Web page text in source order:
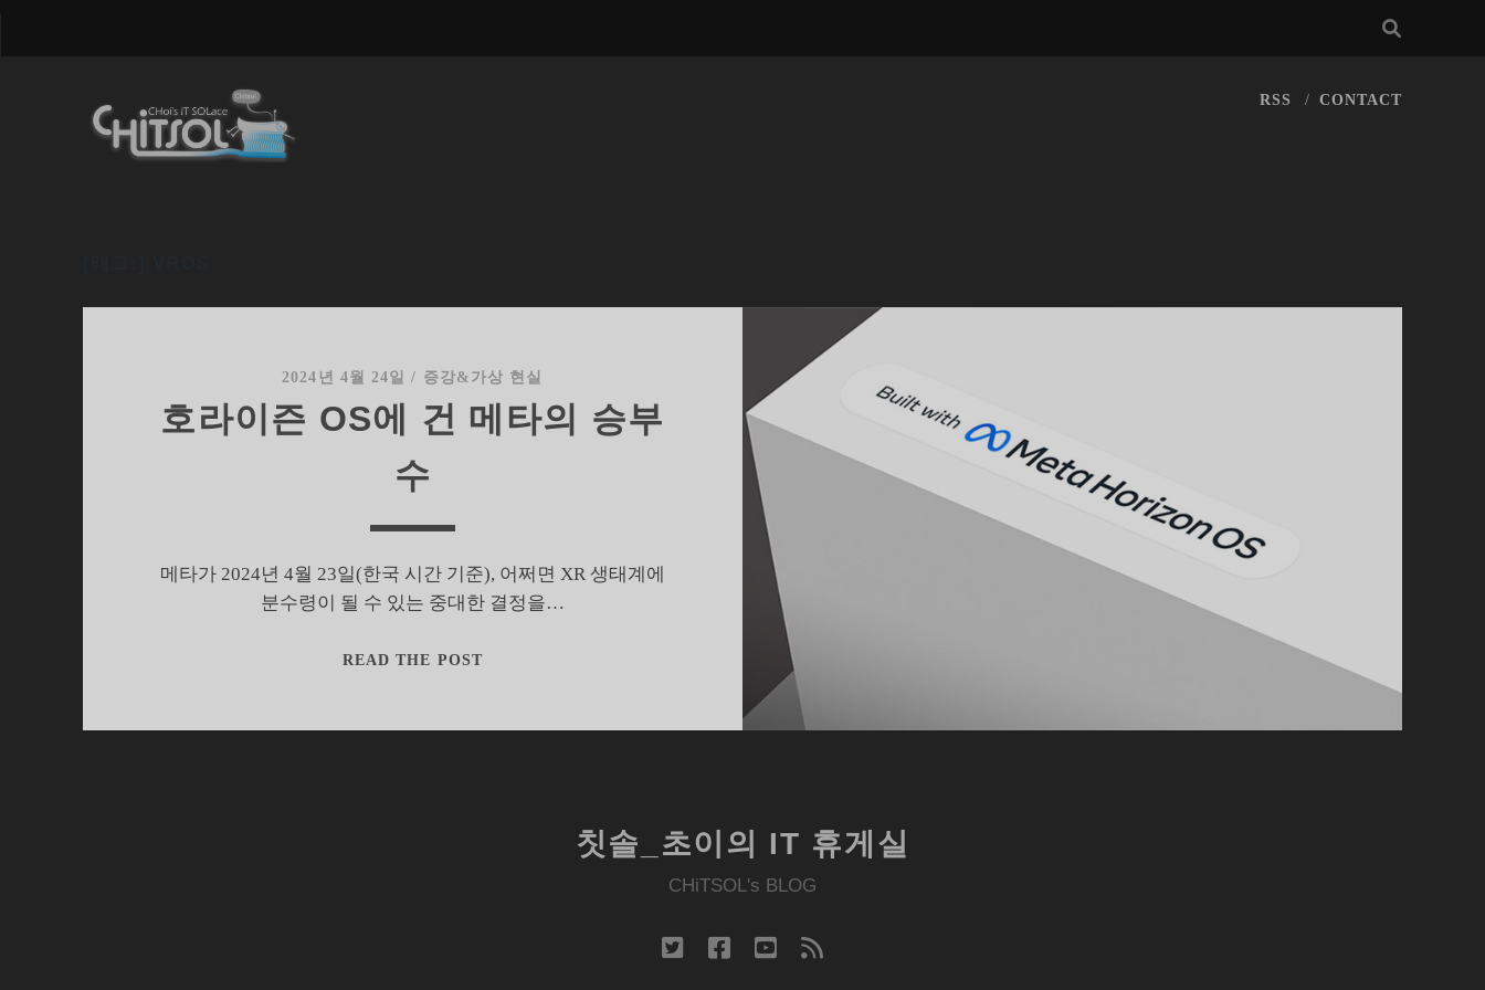
RSS CONTACT
2024년 4월 24일 / 증강&가상 현실
호라이즌 OS에 건 메타의 승부
수
메타가 2024년 4월 23일(한국 시간 기준), 어쩌면 XR 생태계에
분수령이 될 수 있는 중대한 결정을…
READ THE POST
칫솔_초이의 IT 휴게실
CHiTSOL's BLOG
twitter facebook
youtube
rss